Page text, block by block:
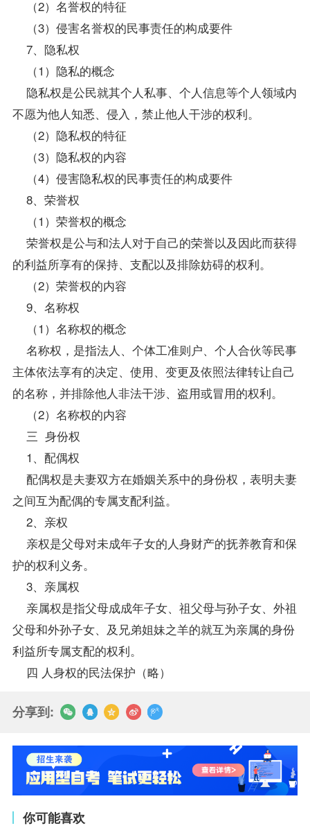
（2）名誉权的特征
（3）侵害名誉权的民事责任的构成要件
7、隐私权
（1）隐私的概念
隐私权是公民就其个人私事、个人信息等个人领域内
不愿为他人知悉、侵入，禁止他人干涉的权利。
（2）隐私权的特征
（3）隐私权的内容
（4）侵害隐私权的民事责任的构成要件
8、荣誉权
（1）荣誉权的概念
荣誉权是公与和法人对于自己的荣誉以及因此而获得
的利益所享有的保持、支配以及排除妨碍的权利。
（2）荣誉权的内容
9、名称权
（1）名称权的概念
名称权，是指法人、个体工准则户、个人合伙等民事
主体依法享有的决定、使用、变更及依照法律转让自己
的名称，并排除他人非法干涉、盗用或冒用的权利。
（2）名称权的内容
三 身份权
1、配偶权
配偶权是夫妻双方在婚姻关系中的身份权，表明夫妻
之间互为配偶的专属支配利益。
2、亲权
亲权是父母对未成年子女的人身财产的抚养教育和保
护的权利义务。
3、亲属权
亲属权是指父母成成年子女、祖父母与孙子女、外祖
父母和外孙子女、及兄弟姐妹之羊的就互为亲属的身份
利益所专属支配的权利。
四 人身权的民法保护（略）
分享到:
你可能喜欢